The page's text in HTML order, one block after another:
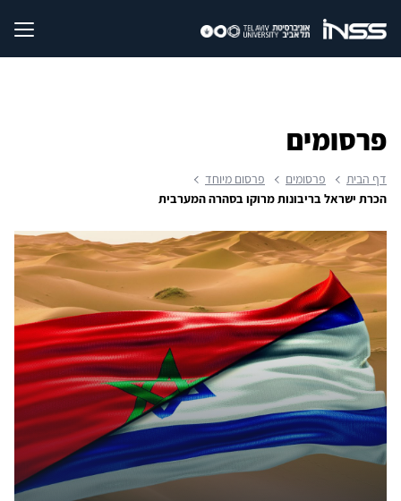
פרסומים
דף הבית פרסומים
פרסום מיוחד
הכרת ישראל בריבונות מרוקו בסהרה המערבית